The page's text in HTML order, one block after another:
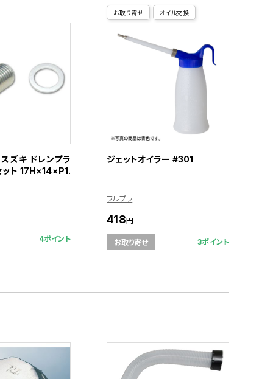
ズキ ドレンプラ
ット 17H×14×P1.
4ポイント
お取り寄せ オイル交換
ジェットオイラー #301
フルプラ
418円
お取り寄せ 3ポイント